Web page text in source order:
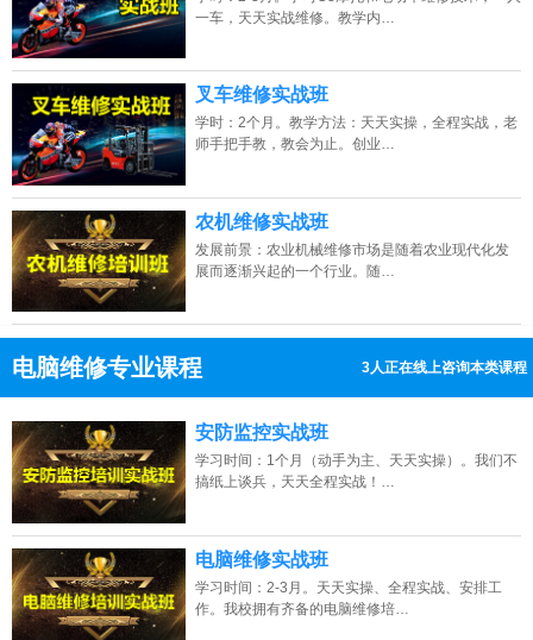
一车，天天实战维修。教学内…
叉车维修实战班
学时：2个月。教学方法：天天实操，全程实战，老
师手把手教，教会为止。创业…
农机维修实战班
发展前景：农业机械维修市场是随着农业现代化发
展而逐渐兴起的一个行业。随…
电脑维修专业课程 7人正在线上咨询本类课程
点击免费咨询电话：13807313137
安防监控实战班
学习时间：1个月（动手为主、天天实操）。我们不
搞纸上谈兵，天天全程实战！…
电脑维修实战班
学习时间：2-3月。天天实操、全程实战、安排工
作。我校拥有齐备的电脑维修培…